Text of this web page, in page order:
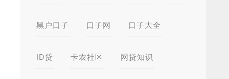
黑户口子 口子网 口子大全
ID贷 卡农社区 网贷知识